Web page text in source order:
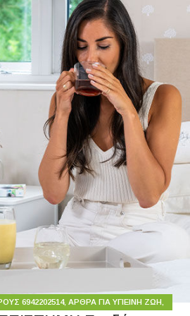
6942202514, ΆΡΘΡΑ ΓΙΑ ΥΓΙΕΙΝΉ ΖΩΉ